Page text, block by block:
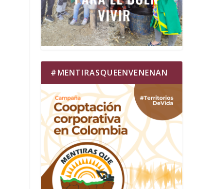
#MENTIRASQUEENVENENAN